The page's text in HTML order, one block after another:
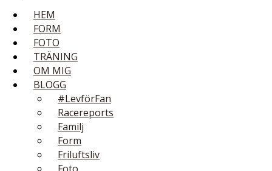
HEM
FORM
FOTO
TRÄNING
OM MIG
BLOGG
#LevförFan
Racereports
Familj
Form
Friluftsliv